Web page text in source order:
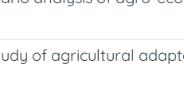
of agricultural